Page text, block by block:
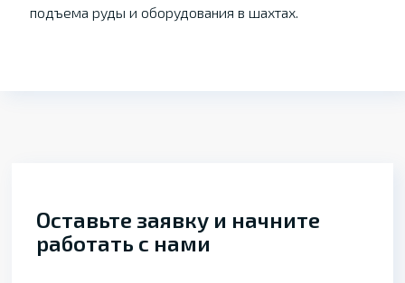
подъема руды и оборудования в шахтах.
Оставьте заявку и начните
работать с нами